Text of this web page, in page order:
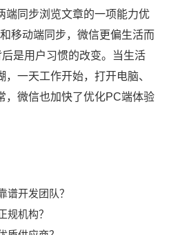
端同步浏览文章的一项能力优
移动端同步，微信更偏生活而
后是用户习惯的改变。当生活
一天工作开始，打开电脑、
，微信也加快了优化PC端体验
谱开发团队？
规机构？